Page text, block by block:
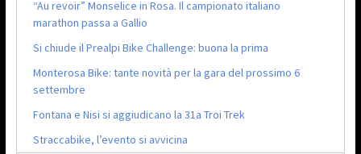
“Au revoir” Monselice in Rosa. Il campionato italiano
marathon passa a Gallio
Si chiude il Prealpi Bike Challenge: buona la prima
Monterosa Bike: tante novità per la gara del prossimo 6
settembre
Fontana e Nisi si aggiudicano la 31a Troi Trek
Straccabike, l’evento si avvicina